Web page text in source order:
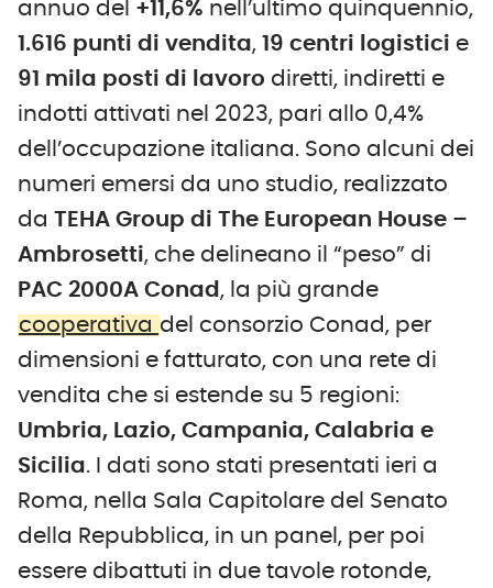
annuo del +11,6% nell’ultimo quinquennio,
1.616 punti di vendita, 19 centri logistici e
91 mila posti di lavoro diretti, indiretti e
indotti attivati nel 2023, pari allo 0,4%
dell’occupazione italiana. Sono alcuni dei
numeri emersi da uno studio, realizzato
da TEHA Group di The European House –
Ambrosetti, che delineano il “peso” di
PAC 2000A Conad , la più grande
cooperativa del consorzio Conad, per
dimensioni e fatturato, con una rete di
vendita che si estende su 5 regioni:
Umbria, Lazio, Campania, Calabria e
Sicilia. I dati sono stati presentati ieri a
Roma, nella Sala Capitolare del Senato
della Repubblica, in un panel, per poi
essere dibattuti in due tavole rotonde,